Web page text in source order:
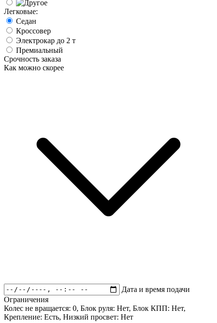
Легковые:
Седан
Кроссовер
Электрокар до 2 т
Премиальный
Срочность заказа
Как можно скорее
Дата и время подачи
Ограничения
Колес не вращается: 0, Блок руля: Нет, Блок КПП: Нет,
Крепление: Есть, Низкий просвет: Нет